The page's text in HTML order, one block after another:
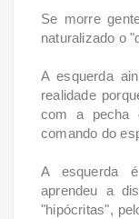
Se morre
naturalizado o
A esquerda
realidade
com a pecha
comando do
A esquerda
aprendeu a
"hipócritas",